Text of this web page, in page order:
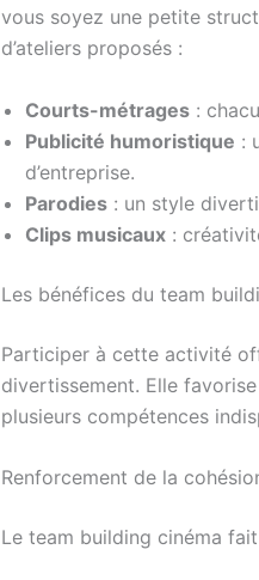
vous soyez une petite
d’ateliers proposés :
Courts-métrages :
Publicité humoristique :
d’entreprise.
Parodies : un style
Clips musicaux :
Les bénéfices du team
Participer à cette activité
divertissement. Elle
plusieurs compétences
Renforcement de la
Le team building cinéma